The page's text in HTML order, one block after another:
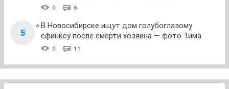
0 6
5
В Новосибирске ищут дом голубоглазому
сфинксу после смерти хозяина — фото Тима
0 11